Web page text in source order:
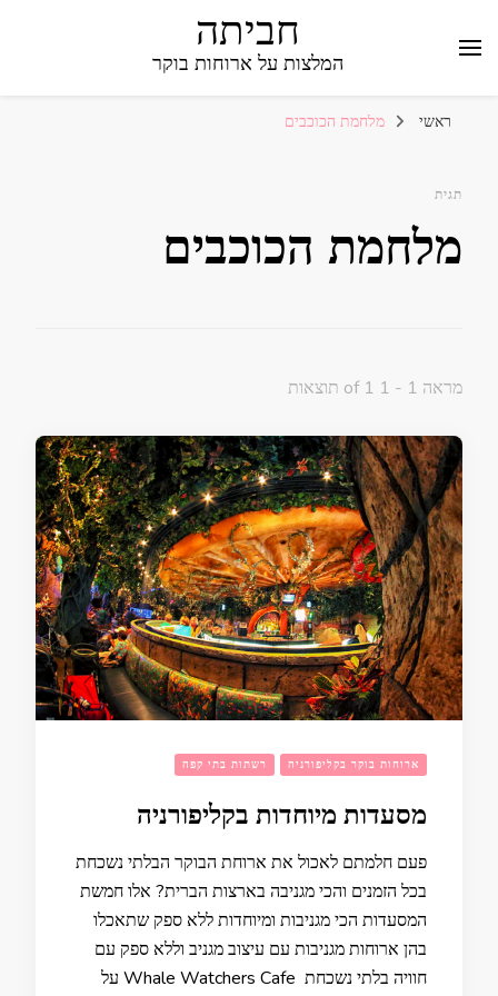
חביתה
המלצות על ארוחות בוקר
ראשי מלחמת הכוכבים
תגית
מלחמת הכוכבים
מראה 1 - 1 of 1 תוצאות
ארוחות בוקר בקליפורניה רשתות בתי קפה
מסעדות מיוחדות בקליפורניה
פעם חלמתם לאכול את ארוחת הבוקר הבלתי נשכחת
בכל הזמנים והכי מגניבה בארצות הברית? אלו חמשת
המסעדות הכי מגניבות ומיוחדות ללא ספק שתאכלו
בהן ארוחות מגניבות עם עיצוב מגניב וללא ספק עם
חוויה בלתי נשכחת Whale Watchers Cafe על